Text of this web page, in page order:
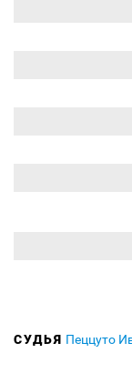
СУДЬЯ Пеццуто